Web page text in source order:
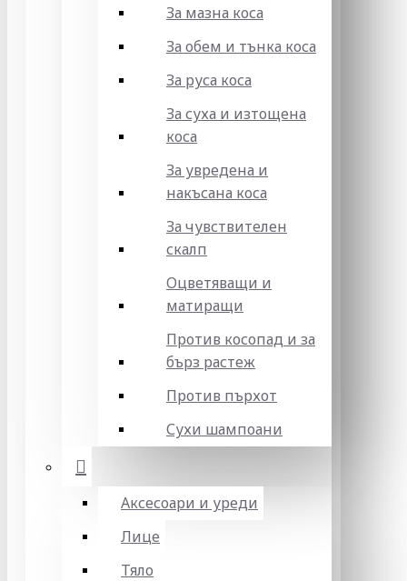
За мазна коса
За обем и тънка коса
За руса коса
За суха и изтощена
коса
За увредена и
накъсана коса
За чувствителен
скалп
Оцветяващи и
матиращи
Против косопад и за
бърз растеж
Против пърхот
Сухи шампоани
Аксесоари и уреди
Лице
Тяло